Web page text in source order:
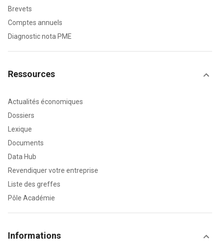
Brevets
Comptes annuels
Diagnostic nota PME
Ressources
Actualités économiques
Dossiers
Lexique
Documents
Data Hub
Revendiquer votre entreprise
Liste des greffes
Pôle Académie
Informations